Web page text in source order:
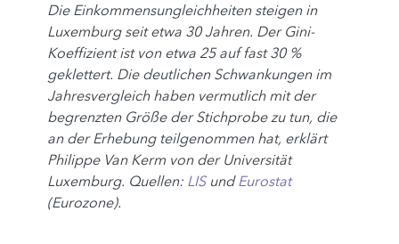
Die Einkommensungleichheiten steigen in
Luxemburg seit etwa 30 Jahren. Der Gini-
Koeffizient ist von etwa 25 auf fast 30 %
geklettert. Die deutlichen Schwankungen im
Jahresvergleich haben vermutlich mit der
begrenzten Größe der Stichprobe zu tun, die
an der Erhebung teilgenommen hat, erklärt
Philippe Van Kerm von der Universität
Luxemburg. Quellen: LISundEurostat
(Eurozone).